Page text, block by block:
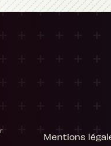
Mentions
de gérer vos